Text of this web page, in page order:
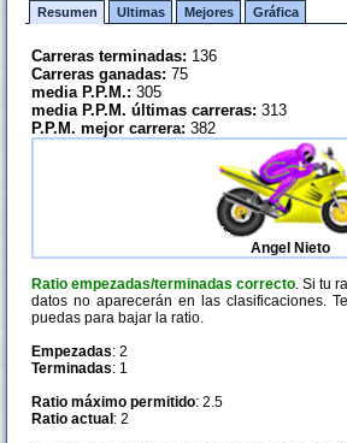
Resumen Ultimas Mejores Gráfica
Carreras terminadas: 136
Carreras ganadas: 75
media P.P.M.: 305
media P.P.M. últimas carreras: 313
P.P.M. mejor carrera: 382
Angel Nieto
Ratio empezadas/terminadas correcto. Si tu
datos no aparecerán en las clasificaciones.
puedas para bajar la ratio.
Empezadas: 2
Terminadas: 1
Ratio máximo permitido: 2.5
Ratio actual : 2